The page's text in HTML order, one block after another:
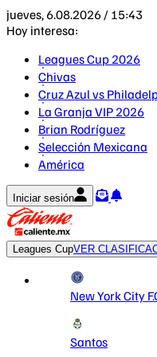
jueves, 6.08.2026 / 15:43
Hoy interesa:
Leagues Cup 2026
Chivas
Cruz Azul vs
La Granja VIP 2026
Brian Rodríguez
Selección Mexicana
América
Iniciar sesión
Leagues CupVER
New York City
Santos